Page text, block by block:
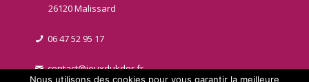
26120 Malissard
06 47 52 95 17
contact@jeuxdukdor.fr
Nous utilisons des cookies pour vous garantir la meilleure